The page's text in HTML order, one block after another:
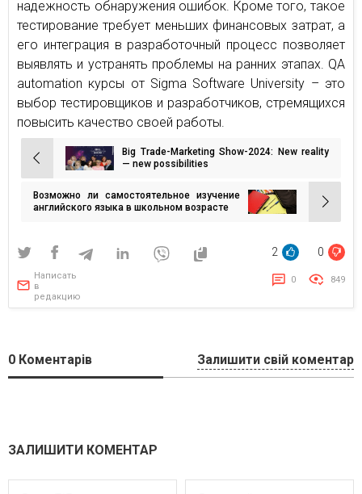
надежность обнаружения ошибок. Кроме того, такое
тестирование требует меньших финансовых затрат, а
его интеграция в разработочный процесс позволяет
выявлять и устранять проблемы на ранних этапах. QA
automation курсы от Sigma Software University – это
выбор тестировщиков и разработчиков, стремящихся
повысить качество своей работы.
Навигация
по
записям
Big Trade-Marketing Show-2024: New reality
— new possibilities
Возможно ли самостоятельное изучение
английского языка в школьном возрасте
2 0
Написать
в
редакцию
0 849
0 Коментарів Залишити свій коментар
ЗАЛИШИТИ КОМЕНТАР